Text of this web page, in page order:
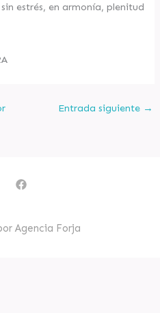
estrés, en armonía, plenitud
Entrada siguiente →
F
a
b
o
Agencia Forja